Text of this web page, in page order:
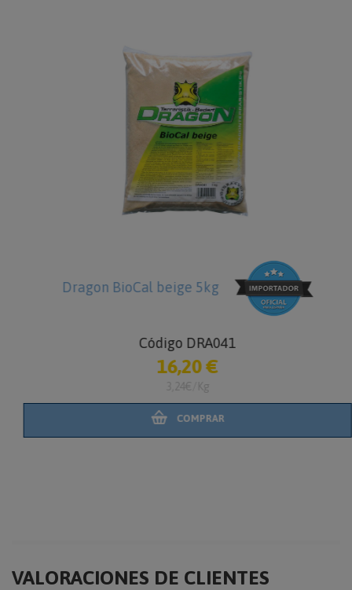
Dragon BioCal beige 5kg
Código DRA041
16,20 €
3,24€/Kg
COMPRAR
VALORACIONES DE CLIENTES